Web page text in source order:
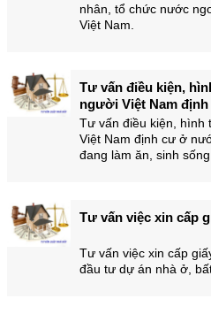
nhân, tổ chức nước
Việt Nam.
Tư vấn điều kiện,
người Việt Nam
Tư vấn điều kiện, hình
Việt Nam định cư ở
đang làm ăn, sinh
Tư vấn việc xin cấp
Tư vấn việc xin cấp
đầu tư dự án nhà ở,